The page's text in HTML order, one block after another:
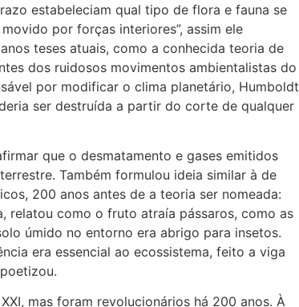
estabeleciam qual tipo de flora e fauna se
por forças interiores”, assim ele
teses atuais, como a conhecida teoria de
dos ruidosos movimentos ambientalistas do
por modificar o clima planetário, Humboldt
ser destruída a partir do corte de qualquer
que o desmatamento e gases emitidos
Também formulou ideia similar à de
200 anos antes de a teoria ser nomeada:
relatou como o fruto atraía pássaros, como as
úmido no entorno era abrigo para insetos.
era essencial ao ecossistema, feito a viga
mas foram revolucionários há 200 anos. À